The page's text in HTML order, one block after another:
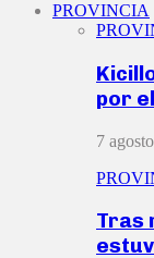
PROVINCIA
por
7
Tras